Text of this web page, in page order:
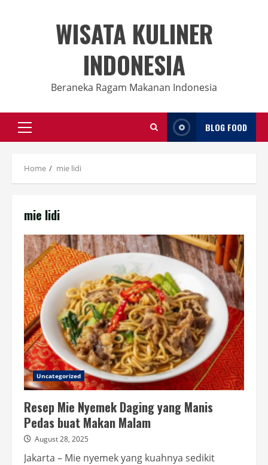
WISATA KULINER
INDONESIA
Beraneka Ragam Makanan Indonesia
Primary
Menu
BLOG FOOD
Home mie lidi
mie lidi
Uncategorized
Resep Mie Nyemek Daging yang Manis
Pedas buat Makan Malam
August 28, 2025
Jakarta – Mie nyemek yang kuahnya sedikit